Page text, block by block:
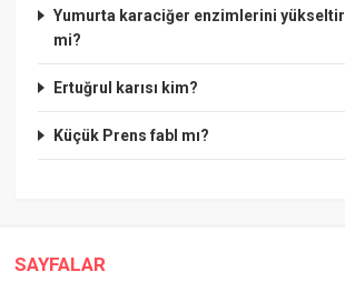
Yumurta karaciğer enzimlerini yükseltir
mi?
Ertuğrul karısı kim?
Küçük Prens fabl mı?
SAYFALAR